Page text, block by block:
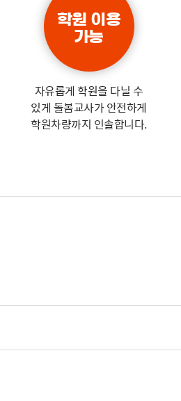
학원 이용
가능
자유롭게 학원을 다닐 수
있게 돌봄교사가 안전하게
학원차량까지 인솔합니다.